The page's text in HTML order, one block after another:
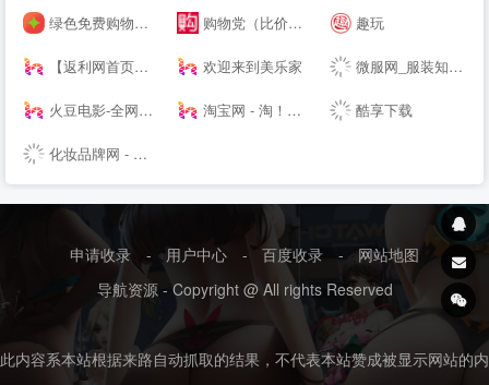
绿色免费购物软件下载_折扣应用下载_安卓返利app下载 - 番茄购物网 购物党（比价器）_精选每日值得入手促销活动及优惠券_正品比价网_历史价格查询_比价软件_购物党 趣玩
【返利网首页】返利折扣网_返利折扣网站-57折返利网 欢迎来到美乐家 微服网_服装知识--
火豆电影-全网高清聚合影视-免费-- 淘宝网 - 淘！我喜欢 酷享下载
化妆品牌网 - 国内优质美妆行业资讯融媒体站点
申请收录 - 用户中心 - 百度收录 -
网站地图
导航资源 - Copyright @ All rights Reserved
此内容系本站根据来路自动抓取的结果，不代表本站赞成被显示网站的内